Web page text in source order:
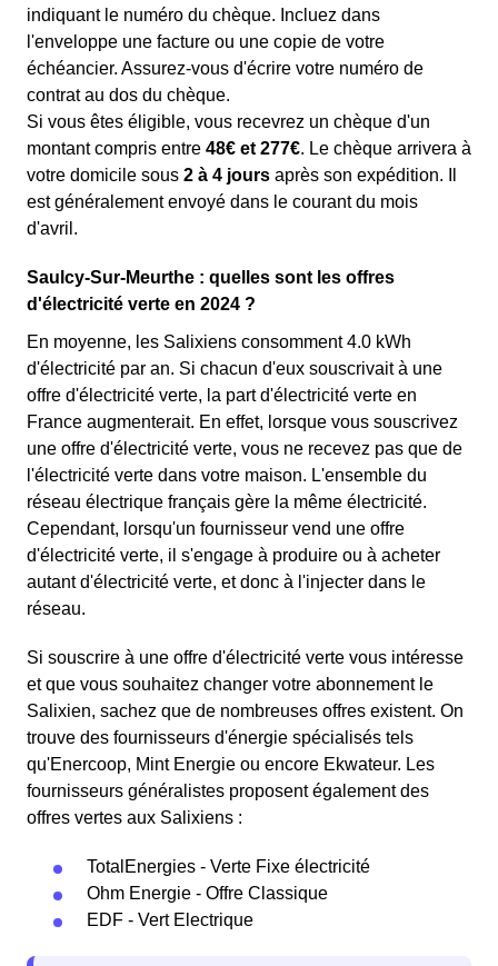
indiquant le numéro du chèque. Incluez dans
l'enveloppe une facture ou une copie de votre
échéancier. Assurez-vous d'écrire votre numéro de
contrat au dos du chèque.
Si vous êtes éligible, vous recevrez un chèque d'un
montant compris entre 48€ et 277€. Le chèque arrivera à
votre domicile sous 2 à 4 jours après son expédition. Il
est généralement envoyé dans le courant du mois
d'avril.
Saulcy-Sur-Meurthe : quelles sont les offres
d'électricité verte en 2024 ?
En moyenne, les Salixiens consomment 4.0 kWh
d'électricité par an. Si chacun d'eux souscrivait à une
offre d'électricité verte, la part d'électricité verte en
France augmenterait. En effet, lorsque vous souscrivez
une offre d'électricité verte, vous ne recevez pas que de
l'électricité verte dans votre maison. L'ensemble du
réseau électrique français gère la même électricité.
Cependant, lorsqu'un fournisseur vend une offre
d'électricité verte, il s'engage à produire ou à acheter
autant d'électricité verte, et donc à l'injecter dans le
réseau.
Si souscrire à une offre d'électricité verte vous intéresse
et que vous souhaitez changer votre abonnement le
Salixien, sachez que de nombreuses offres existent. On
trouve des fournisseurs d'énergie spécialisés tels
qu'Enercoop, Mint Energie ou encore Ekwateur. Les
fournisseurs généralistes proposent également des
offres vertes aux Salixiens :
TotalEnergies - Verte Fixe électricité
Ohm Energie - Offre Classique
EDF - Vert Electrique